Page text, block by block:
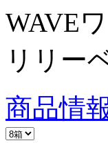
WAVE
リリー
商品情